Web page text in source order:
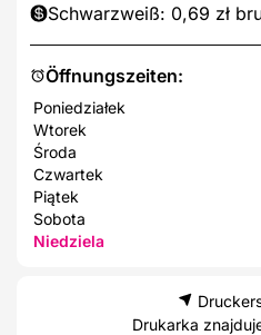
Öffnungszeiten:
Poniedziałek
Wtorek
Środa
Czwartek
Piątek
Sobota
Niedziela
Schwarzweiß: 0,69 zł
Drukarka